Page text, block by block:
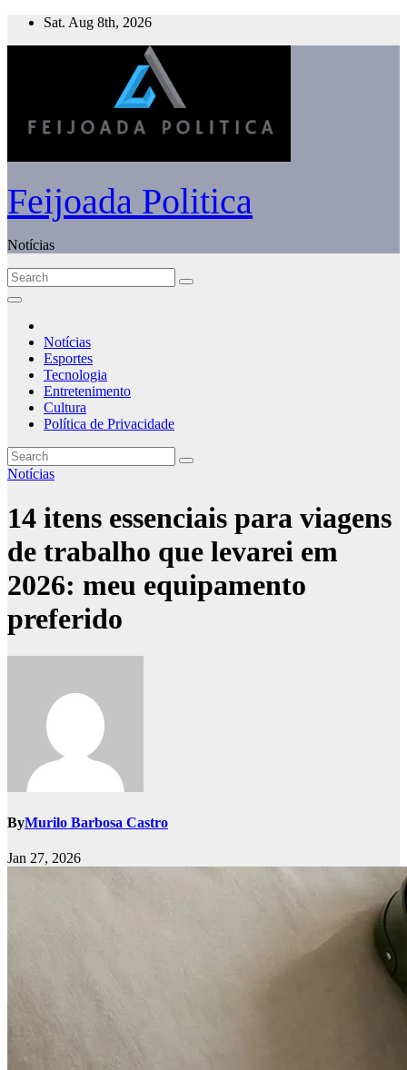
Skip
Sat. Aug 8th, 2026
Feijoada Politica
Notícias
Notícias
Esportes
Tecnologia
Entretenimento
Cultura
Política de Privacidade
Notícias
14 itens essenciais para viagens
de trabalho que levarei em
2026: meu equipamento
preferido
ByMurilo Barbosa Castro
Jan 27, 2026